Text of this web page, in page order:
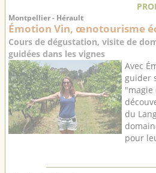
Montpellier - Hérault
Émotion Vin, œnotourisme
Cours de dégustation, visite de
guidées dans les vignes
Avec
guider
"magie
du
pour